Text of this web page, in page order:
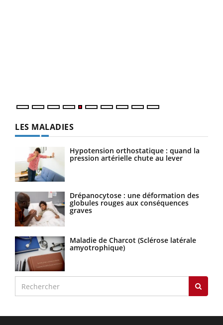
LES MALADIES
Hypotension orthostatique : quand la
pression artérielle chute au lever
Drépanocytose : une déformation des
globules rouges aux conséquences
graves
Maladie de Charcot (Sclérose latérale
amyotrophique)